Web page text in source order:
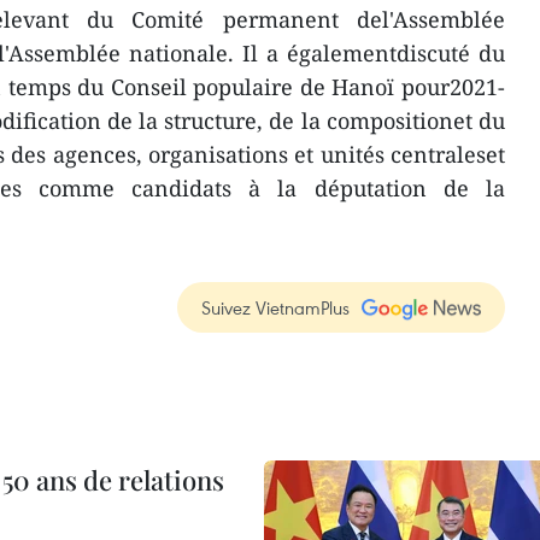
du Comité permanent del'Assemblée
nationale. Il a égalementdiscuté du
du Conseil populaire de Hanoï pour2021-
de la structure, de la compositionet du
agences, organisations et unités centraleset
comme candidats à la députation de la
Suivez VietnamPlus
ans de relations